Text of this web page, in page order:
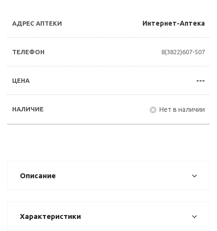
Интернет-Аптека
8(3822)607-507
---
Нет в наличии
Описание
Характеристики